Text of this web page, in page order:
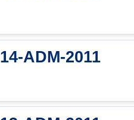
14-ADM-2011